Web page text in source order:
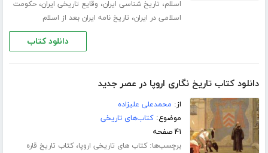
اسلام، تاریخ شناسی ایران، وقایع تاریخی ایران،حکومت
اسلامی در ایران، تاریخ نامه ایران بعد از اسلام
دانلود کتاب
دانلود کتاب تاریخ نگاری اروپا در عصر جدید
از: محمدعلی علیزاده
موضوع:کتاب‌های تاریخی
۴۱ صفحه
برچسب‌ها:کتاب های تاریخی اروپا،کتاب تاریخ قاره